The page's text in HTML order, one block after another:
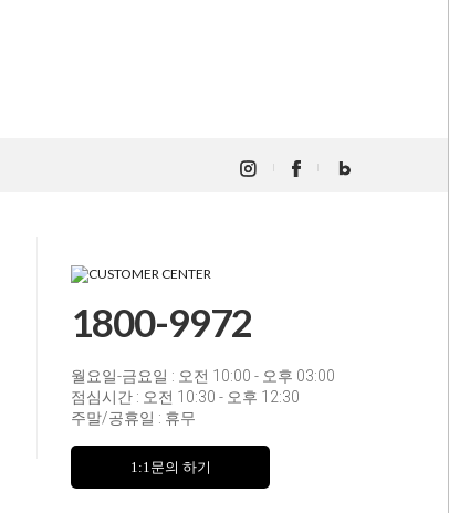
1800-9972
월요일-금요일 : 오전 10:00 - 오후 03:00
점심시간 : 오전 10:30 - 오후 12:30
주말/공휴일 : 휴무
1:1문의 하기